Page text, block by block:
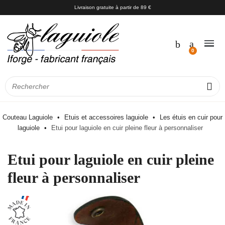
Livraison gratuite à partir de 89 €
Couteau Laguiole Etuis et accessoires laguiole
Les étuis en cuir pour
laguiole
Etui pour laguiole en cuir pleine fleur à personnaliser
Etui pour laguiole en cuir pleine
fleur à personnaliser